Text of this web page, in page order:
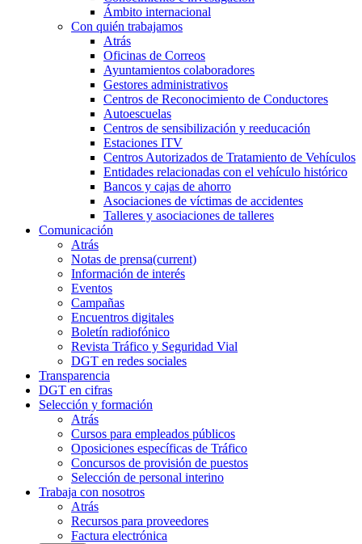
Ámbito internacional
Con quién trabajamos
Atrás
Oficinas de Correos
Ayuntamientos colaboradores
Gestores administrativos
Centros de Reconocimiento de Conductores
Autoescuelas
Centros de sensibilización y reeducación
Estaciones ITV
Centros Autorizados de Tratamiento de Vehículos
Entidades relacionadas con el vehículo histórico
Bancos y cajas de ahorro
Asociaciones de víctimas de accidentes
Talleres y asociaciones de talleres
Comunicación
Atrás
Notas de prensa(current)
Información de interés
Eventos
Campañas
Encuentros digitales
Boletín radiofónico
Revista Tráfico y Seguridad Vial
DGT en redes sociales
Transparencia
DGT en cifras
Selección y formación
Atrás
Cursos para empleados públicos
Oposiciones específicas de Tráfico
Concursos de provisión de puestos
Selección de personal interino
Trabaja con nosotros
Atrás
Recursos para proveedores
Factura electrónica